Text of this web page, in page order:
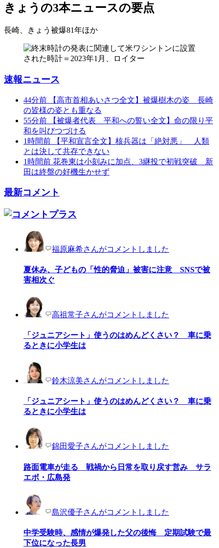
きょうの3本ニュースの要点
長崎、きょう被爆81年ほか
速報ニュース
44分前
【高市首相あいさつ全文】被爆樹木の姿 長崎
の皆様の姿とも重なる
55分前
【被爆者代表 平和への誓い全文】命の限り平
和を叫びつづける
1時間前
【平和宣言全文】核兵器は「絶対悪」 人類
とは決して共存できない
1時間前 花巻東は小刻みに加点、3継投で初戦突破 新
田は終盤の好機生かせず
最新コメント
福原麻希さんがコメントしました
夏休み、子どもの「性的脅迫」被害に注意 SNSで被
害相次ぐ
高祖常子さんがコメントしました
「ジュニアシート」使うのはめんどくさい？ 車に乗
るときに小学生は
鈴木涼美さんがコメントしました
「ジュニアシート」使うのはめんどくさい？ 車に乗
るときに小学生は
錦田愛子さんがコメントしました
路面電車が走る 戦禍から日常を取り戻す営み サラ
エボ・広島発
島沢優子さんがコメントしました
中学受験時、感情が爆発した父の後悔 定期試験で最
下位になった長男